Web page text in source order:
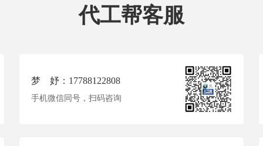
代工帮客服
梦 妤：17788122808
手机微信同号，扫码咨询